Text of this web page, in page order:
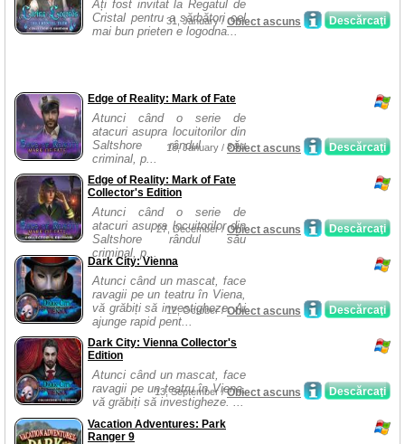
Ați fost invitat la Regatul de
Cristal pentru a sărbători cel
mai bun prieten e logodna...
Descărcaţi
31, January /Obiect ascuns
Edge of Reality: Mark of Fate
Atunci când o serie de
atacuri asupra locuitorilor din
Saltshore rândul său
criminal, p...
Descărcaţi
18, January / Obiect ascuns
Edge of Reality: Mark of Fate
Collector's Edition
Atunci când o serie de
atacuri asupra locuitorilor din
Saltshore rândul său
criminal, p...
Descărcaţi
27, December /Obiect ascuns
Dark City: Vienna
Atunci când un mascat, face
ravagii pe un teatru în Viena,
vă grăbiți să investigheze. Ai
ajunge rapid pent...
Descărcaţi
12, October /Obiect ascuns
Dark City: Vienna Collector's
Edition
Atunci când un mascat, face
ravagii pe un teatru în Viena,
vă grăbiți să investigheze. ...
Descărcaţi
13, September /Obiect ascuns
Vacation Adventures: Park
Ranger 9